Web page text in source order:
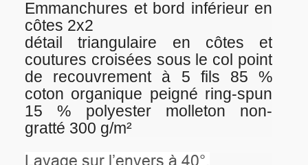
Emmanchures et bord inférieur en
côtes 2x2
détail triangulaire en côtes et
coutures croisées sous le col point
de recouvrement à 5 fils 85 %
coton organique peigné ring-spun
15 % polyester molleton non-
gratté 300 g/m²
Lavage sur l’envers à 40°.